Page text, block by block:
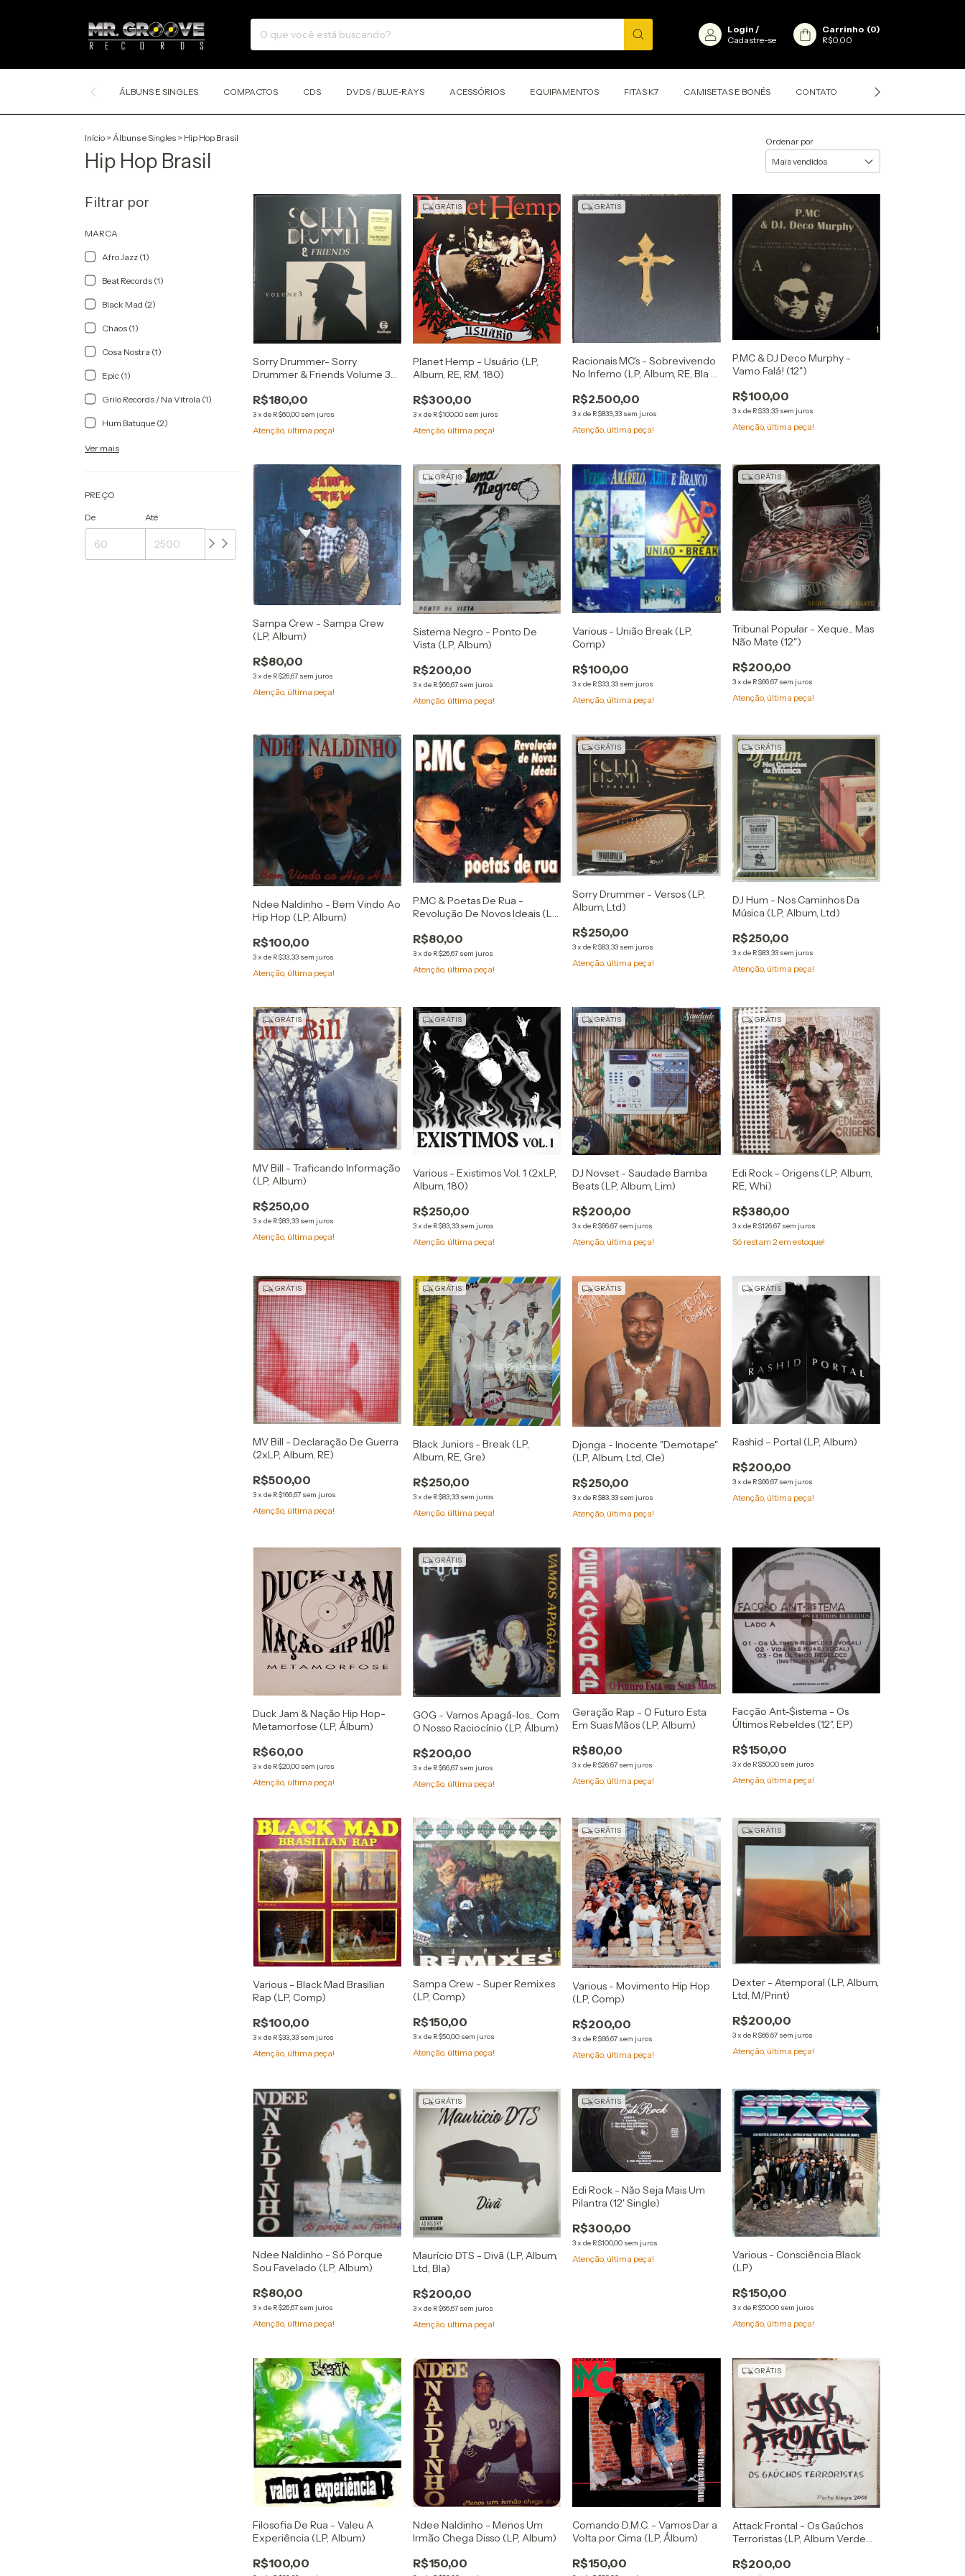
Login /
Cadastre-se
Carrinho (0)
R$0,00
ÁLBUNS E SINGLES COMPACTOS CDS DVDS / BLUE-RAYS ACESSÓRIOS EQUIPAMENTOS FITAS K7 CAMISETAS E BONÉS CONTATO CLASSIFICAÇÕES DOS
Início > Álbuns e Singles > Hip Hop Brasil
Hip Hop Brasil
Ordenar por
Filtrar por
MARCA
Afro Jazz (1)
Beat Records (1)
Black Mad (2)
Chaos (1)
Cosa Nostra (1)
Epic (1)
Grilo Records / Na Vitrola (1)
Hum Batuque (2)
Ver mais
PREÇO
De Até
Sorry Drummer- Sorry
Drummer & Friends Volume 3
R$180,00
3xde R$60,00 sem juros
Atenção, última peça!
GRÁTIS
Planet Hemp - Usuário (LP,
Album, RE, RM, 180)
R$300,00
3x de R$100,00 sem juros
Atenção, última peça!
GRÁTIS
Racionais MC's - Sobrevivendo
No Inferno (LP, Album, RE, Bla +
R$2.500,00
3xde R$833,33 sem juros
Atenção, última peça!
P.MC & DJ Deco Murphy -
Vamo Falá! (12")
R$100,00
3x de R$33,33 sem juros
Atenção, última peça!
Sampa Crew - Sampa Crew
(LP, Album)
R$80,00
3xde R$26,67 sem juros
Atenção, última peça!
GRÁTIS
Sistema Negro - Ponto De
Vista (LP, Album)
R$200,00
3x de R$66,67 sem juros
Atenção, última peça!
Various - União Break (LP,
Comp)
R$100,00
3xde R$33,33 sem juros
Atenção, última peça!
GRÁTIS
Tribunal Popular - Xeque... Mas
Não Mate (12")
R$200,00
3x de R$66,67 sem juros
Atenção, última peça!
Ndee Naldinho - Bem Vindo Ao
Hip Hop (LP, Album)
R$100,00
3xde R$33,33 sem juros
Atenção, última peça!
P.MC & Poetas De Rua -
Revolução De Novos Ideais (LP,
R$80,00
3x de R$26,67 sem juros
Atenção, última peça!
GRÁTIS
Sorry Drummer - Versos (LP,
Album, Ltd)
R$250,00
3xde R$83,33 sem juros
Atenção, última peça!
GRÁTIS
DJ Hum - Nos Caminhos Da
Música (LP, Album, Ltd)
R$250,00
3x de R$83,33 sem juros
Atenção, última peça!
GRÁTIS
MV Bill - Traficando Informação
(LP, Album)
R$250,00
3xde R$83,33 sem juros
Atenção, última peça!
GRÁTIS
Various - Existimos Vol. 1 (2xLP,
Album, 180)
R$250,00
3x de R$83,33 sem juros
Atenção, última peça!
GRÁTIS
DJ Novset - Saudade Bamba
Beats (LP, Album, Lim)
R$200,00
3xde R$66,67 sem juros
Atenção, última peça!
GRÁTIS
Edi Rock - Origens (LP, Album,
RE, Whi)
R$380,00
3x de R$126,67 sem juros
Só restam 2em estoque!
GRÁTIS
MV Bill - Declaração De Guerra
(2xLP, Album, RE)
R$500,00
3xde R$166,67 sem juros
Atenção, última peça!
GRÁTIS
Black Juniors - Break (LP,
Album, RE, Gre)
R$250,00
3x de R$83,33 sem juros
Atenção, última peça!
GRÁTIS
Djonga - Inocente "Demotape"
(LP, Album, Ltd, Cle)
R$250,00
3xde R$83,33 sem juros
Atenção, última peça!
GRÁTIS
Rashid ‎– Portal (LP, Album)
R$200,00
3x de R$66,67 sem juros
Atenção, última peça!
Duck Jam & Naçăo Hip Hop-
Metamorfose (LP, Álbum)
R$60,00
3xde R$20,00 sem juros
Atenção, última peça!
GRÁTIS
GOG - Vamos Apagá-los... Com
O Nosso Raciocínio (LP, Álbum)
R$200,00
3x de R$66,67 sem juros
Atenção, última peça!
Geração Rap - O Futuro Esta
Em Suas Mãos (LP, Album)
R$80,00
3xde R$26,67 sem juros
Atenção, última peça!
Facção Ant-$istema - Os
Últimos Rebeldes (12", EP)
R$150,00
3x de R$50,00 sem juros
Atenção, última peça!
Various - Black Mad Brasilian
Rap (LP, Comp)
R$100,00
3xde R$33,33 sem juros
Atenção, última peça!
Sampa Crew - Super Remixes
(LP, Comp)
R$150,00
3x de R$50,00 sem juros
Atenção, última peça!
GRÁTIS
Various - Movimento Hip Hop
(LP, Comp)
R$200,00
3xde R$66,67 sem juros
Atenção, última peça!
GRÁTIS
Dexter - Atemporal (LP, Album,
Ltd, M/Print)
R$200,00
3x de R$66,67 sem juros
Atenção, última peça!
Ndee Naldinho - Só Porque
Sou Favelado (LP, Album)
R$80,00
3xde R$26,67 sem juros
Atenção, última peça!
GRÁTIS
Maurício DTS - Divã (LP, Album,
Ltd, Bla)
R$200,00
3x de R$66,67 sem juros
Atenção, última peça!
GRÁTIS
Edi Rock - Năo Seja Mais Um
Pilantra (12' Single)
R$300,00
3xde R$100,00 sem juros
Atenção, última peça!
Various - Consciência Black
(LP)
R$150,00
3x de R$50,00 sem juros
Atenção, última peça!
Filosofia De Rua - Valeu A
Experiência (LP, Album)
R$100,00
Ndee Naldinho - Menos Um
Irmão Chega Disso (LP, Album)
R$150,00
Comando D.M.C. - Vamos Dar a
Volta por Cima (LP, Álbum)
R$150,00
GRÁTIS
Attack Frontal - Os Gaúchos
Terroristas (LP, Album Verde
R$200,00